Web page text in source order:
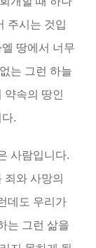
주시는 것입
땅에서 너무
는 그런 하늘
속의 땅인
.
사람입니다.
와 사망의
데도 우리가
는 그런 삶을